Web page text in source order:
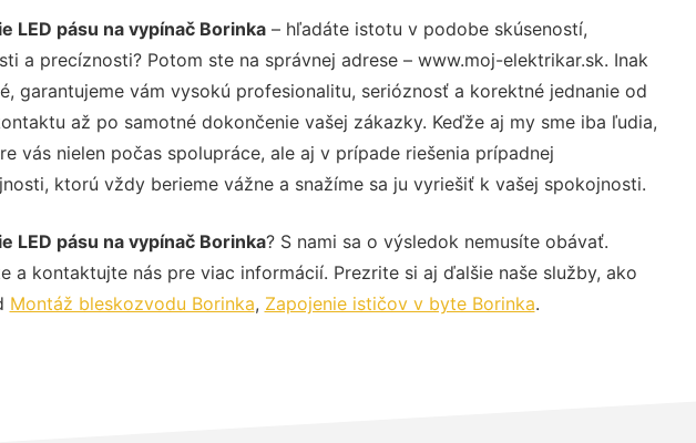
LED pásu na vypínač Borinka– hľadáte istotu v podobe skúseností,
a precíznosti? Potom ste na správnej adrese – www.moj-elektrikar.sk. Inak
garantujeme vám vysokú profesionalitu, serióznosť a korektné jednanie od
až po samotné dokončenie vašej zákazky. Keďže aj my sme iba ľudia,
vás nielen počas spolupráce, ale aj v prípade riešenia prípadnej
ktorú vždy berieme vážne a snažíme sa ju vyriešiť k vašej spokojnosti.
LED pásu na vypínač Borinka? S nami sa o výsledok nemusíte obávať.
a kontaktujte nás pre viac informácií. Prezrite si aj ďalšie naše služby, ako
Montáž bleskozvodu Borinka, Zapojenie ističov v byte Borinka.